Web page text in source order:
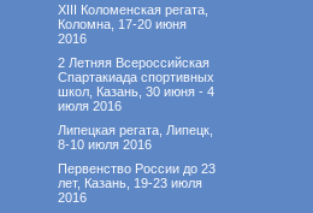
XIII Коломенская регата,
Коломна, 17-20 июня
2016
2 Летняя Всероссийская
Спартакиада спортивных
школ, Казань, 30 июня - 4
июля 2016
Липецкая регата, Липецк,
8-10 июля 2016
Первенство России до 23
лет, Казань, 19-23 июля
2016